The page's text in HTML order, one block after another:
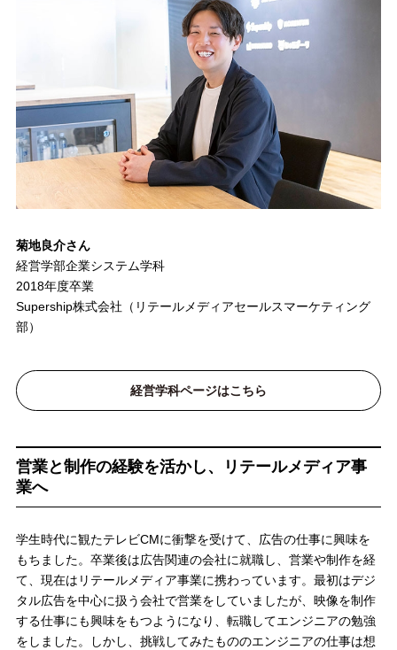
菊地良介さん
経営学部企業システム学科
2018年度卒業
Supership株式会社（リテールメディアセールスマーケティング
部）
経営学科ページはこちら
営業と制作の経験を活かし、リテールメディア事
業へ
学生時代に観たテレビCMに衝撃を受けて、広告の仕事に興味を
もちました。卒業後は広告関連の会社に就職し、営業や制作を経
て、現在はリテールメディア事業に携わっています。最初はデジ
タル広告を中心に扱う会社で営業をしていましたが、映像を制作
する仕事にも興味をもつようになり、転職してエンジニアの勉強
をしました。しかし、挑戦してみたもののエンジニアの仕事は想